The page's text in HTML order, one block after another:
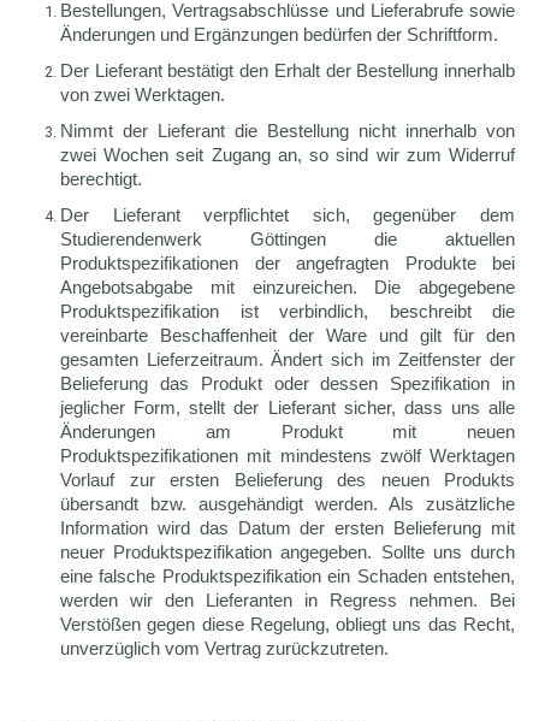
Bestellungen, Vertragsabschlüsse und Lieferabrufe sowie
Änderungen und Ergänzungen bedürfen der Schriftform.
Der Lieferant bestätigt den Erhalt der Bestellung innerhalb
von zwei Werktagen.
Nimmt der Lieferant die Bestellung nicht innerhalb von
zwei Wochen seit Zugang an, so sind wir zum Widerruf
berechtigt.
Der Lieferant verpflichtet sich, gegenüber dem
Studierendenwerk Göttingen die aktuellen
Produktspezifikationen der angefragten Produkte bei
Angebotsabgabe mit einzureichen. Die abgegebene
Produktspezifikation ist verbindlich, beschreibt die
vereinbarte Beschaffenheit der Ware und gilt für den
gesamten Lieferzeitraum. Ändert sich im Zeitfenster der
Belieferung das Produkt oder dessen Spezifikation in
jeglicher Form, stellt der Lieferant sicher, dass uns alle
Änderungen am Produkt mit neuen
Produktspezifikationen mit mindestens zwölf Werktagen
Vorlauf zur ersten Belieferung des neuen Produkts
übersandt bzw. ausgehändigt werden. Als zusätzliche
Information wird das Datum der ersten Belieferung mit
neuer Produktspezifikation angegeben. Sollte uns durch
eine falsche Produktspezifikation ein Schaden entstehen,
werden wir den Lieferanten in Regress nehmen. Bei
Verstößen gegen diese Regelung, obliegt uns das Recht,
unverzüglich vom Vertrag zurückzutreten.